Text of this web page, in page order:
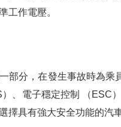
工作電壓。
部分，在發生事故時為
、電子穩定控制 （ESC
擇具有強大安全功能的汽車